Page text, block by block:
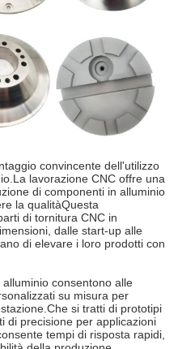
convincente dell'utilizzo
lavorazione CNC offre una
di componenti in alluminio
la qualitàQuesta
di tornitura CNC in
dalle start-up alle
di elevare i loro prodotti con
consentono alle
su misura per
si tratti di prototipi
di precisione per applicazioni
tempi di risposta rapidi,